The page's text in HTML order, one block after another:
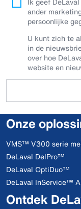
ander
persoonlijke
U kunt zich te
in de
over hoe
website en
Onze
VMS™ V300 serie
DeLaval DelPro™
DeLaval OptiDuo™
DeLaval InService™
Ontdek